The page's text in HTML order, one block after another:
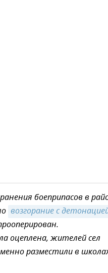
боеприпасов в
возгорание с
оцеплена, жителей сел
разместили в